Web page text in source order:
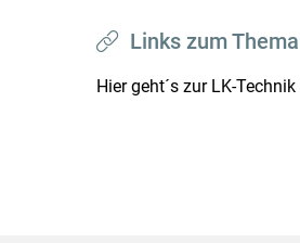
Links zum Thema
Hier geht´s zur LK-